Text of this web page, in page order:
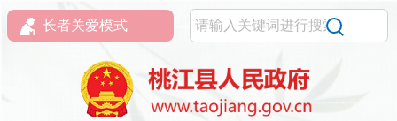
长者关爱模式